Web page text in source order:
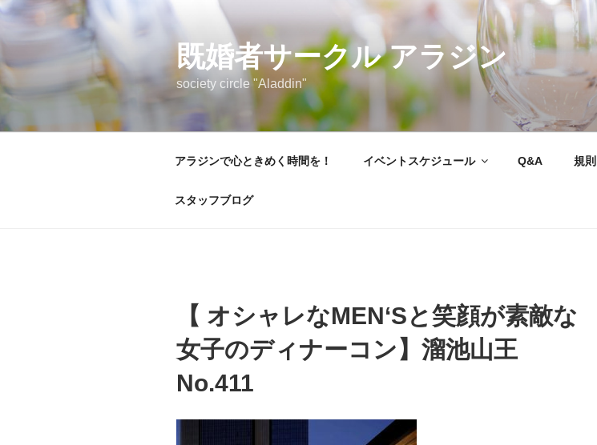
コ
テ
ン
ツ
ス
既婚者サークル アラジン
society circle "Aladdin"
アラジンで心ときめく時間を！ イベントスケジュール Q&A 規則
スタッフブログ
【 オシャレなMEN‘Sと笑顔が素敵な
女子のディナーコン】溜池山王
No.411